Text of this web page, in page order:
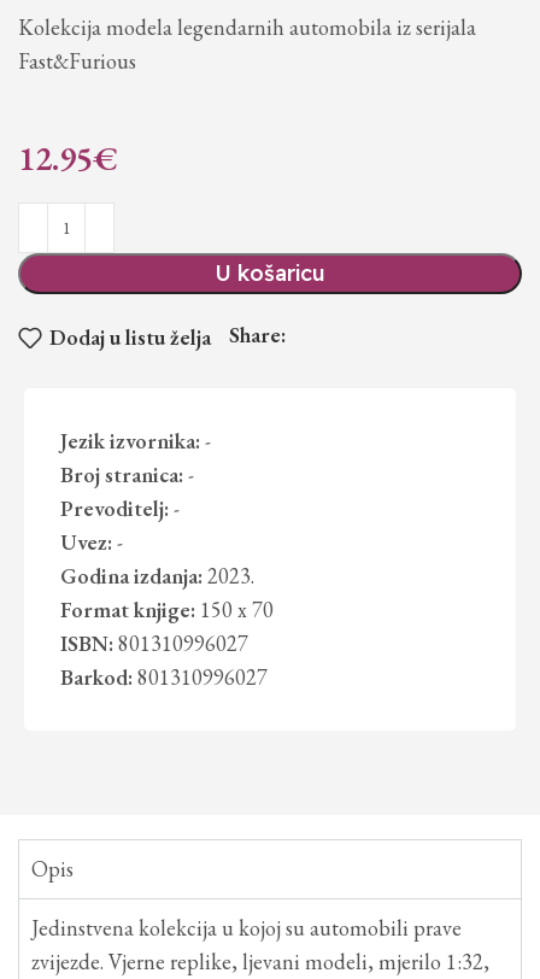
Kolekcija modela legendarnih automobila iz serijala
Fast&Furious
12.95€
U košaricu
Dodaj u listu želja Share:
Jezik izvornika: -
Broj stranica: -
Prevoditelj: -
Uvez: -
Godina izdanja: 2023.
Format knjige: 150 x 70
ISBN: 801310996027
Barkod: 801310996027
Opis
Jedinstvena kolekcija u kojoj su automobili prave
zvijezde. Vjerne replike, ljevani modeli, mjerilo 1:32,